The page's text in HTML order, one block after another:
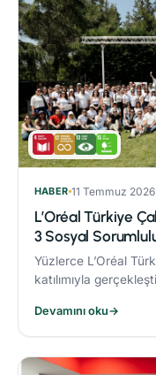
HABER 11 Temmuz 2026
L’Oréal Türkiye
3 Sosyal
Yüzlerce L’Oréal
katılımıyla
Devamını oku→